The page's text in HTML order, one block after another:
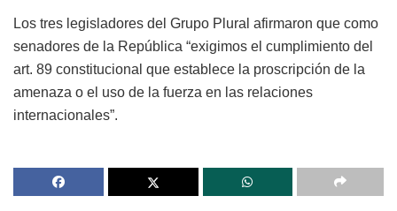
Los tres legisladores del Grupo Plural afirmaron que como
senadores de la República “exigimos el cumplimiento del
art. 89 constitucional que establece la proscripción de la
amenaza o el uso de la fuerza en las relaciones
internacionales”.